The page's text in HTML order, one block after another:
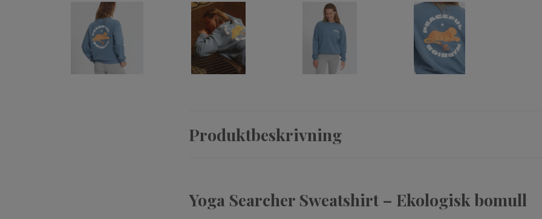
Produktbeskrivning
Yoga Searcher Sweatshirt – Ekologisk bomull